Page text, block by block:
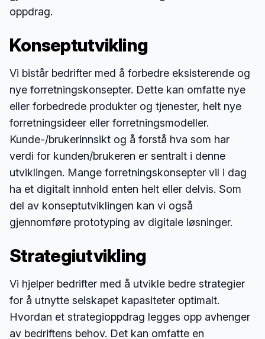
oppdrag.
Konseptutvikling
Vi bistår bedrifter med å forbedre eksisterende og
nye forretningskonsepter. Dette kan omfatte nye
eller forbedrede produkter og tjenester, helt nye
forretningsideer eller forretningsmodeller.
Kunde-/brukerinnsikt og å forstå hva som har
verdi for kunden/brukeren er sentralt i denne
utviklingen. Mange forretningskonsepter vil i dag
ha et digitalt innhold enten helt eller delvis. Som
del av konseptutviklingen kan vi også
gjennomføre prototyping av digitale løsninger.
Strategiutvikling
Vi hjelper bedrifter med å utvikle bedre strategier
for å utnytte selskapet kapasiteter optimalt.
Hvordan et strategioppdrag legges opp avhenger
av bedriftens behov. Det kan omfatte en